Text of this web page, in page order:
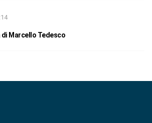
di Marcello Tedesco